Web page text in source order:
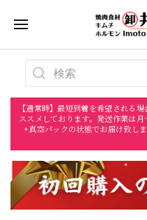
【通常時】最短到着を希望される
ススメしております。発送作業は
+真空パックの状態でお届け致し